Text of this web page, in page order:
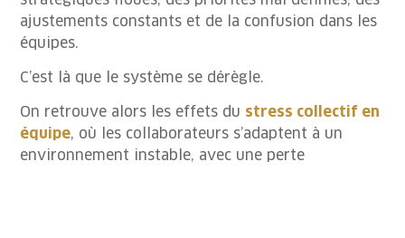
ajustements constants et de la confusion dans les
équipes.
C’est là que le système se dérègle.
On retrouve alors les effets du stress collectif en
équipe, où les collaborateurs s’adaptent à un
environnement instable, avec une perte